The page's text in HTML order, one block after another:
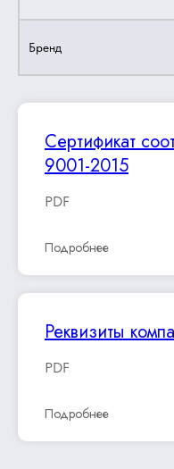
Бренд
Сертификат
9001-2015
PDF
Подробнее
Реквизиты
PDF
Подробнее